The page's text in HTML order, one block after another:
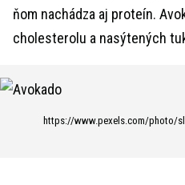
ňom nachádza aj proteín.
cholesterolu a nasýtených
https://www.pexels.com/photo/